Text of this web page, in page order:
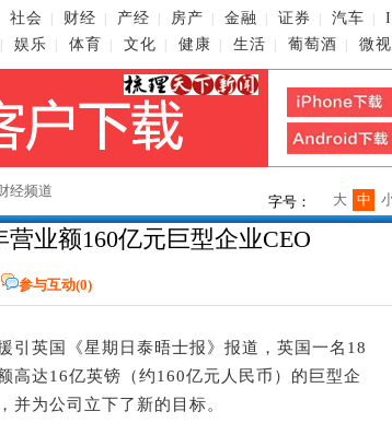
社会 财经 产经 房产 金融 证券 汽车
娱乐 体育 文化 健康 生活 葡萄酒 微
经频道
字号： 中
大
业额160亿元巨型企业CEO
参与互动(0)
引英国《星期日泰晤士报》报道，英国一名18
高达16亿英镑（约160亿元人民币）的巨型企
并为公司立下了新的目标。